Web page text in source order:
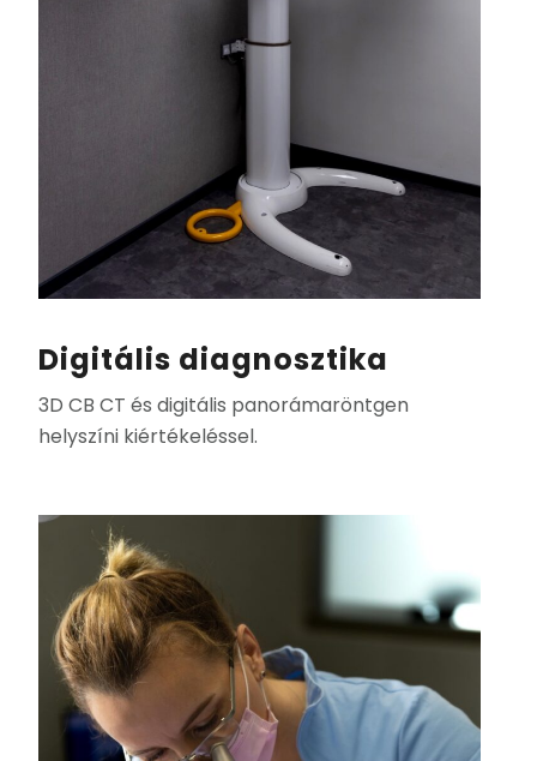
Digitális diagnosztika
3D CB CT és digitális panorámaröntgen
helyszíni kiértékeléssel.